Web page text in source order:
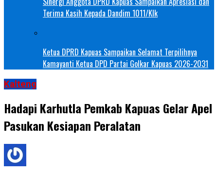
Terima Kasih Kepada Dandim 1011/Klk
Ketua DPRD Kapuas Sampaikan Selamat Terpilihnya
Kamayanti Ketua DPD Partai Golkar Kapuas 2026-2031
Kalteng
Hadapi Karhutla Pemkab Kapuas Gelar Apel
Pasukan Kesiapan Peralatan